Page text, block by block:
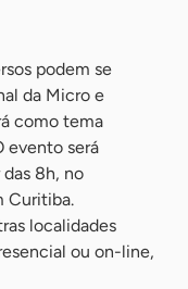
podem se
da Micro e
como tema
evento será
8h, no
Curitiba.
localidades
ou on-line,